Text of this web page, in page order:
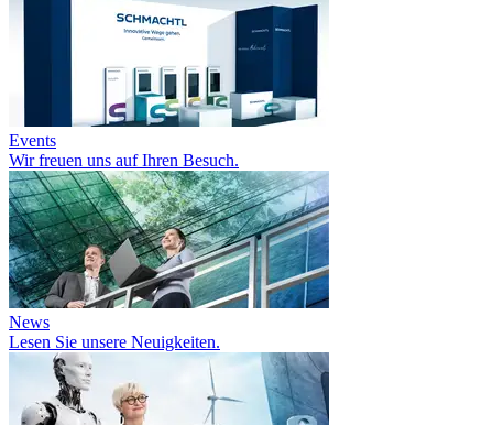
Events
Wir freuen uns auf Ihren Besuch.
News
Lesen Sie unsere Neuigkeiten.